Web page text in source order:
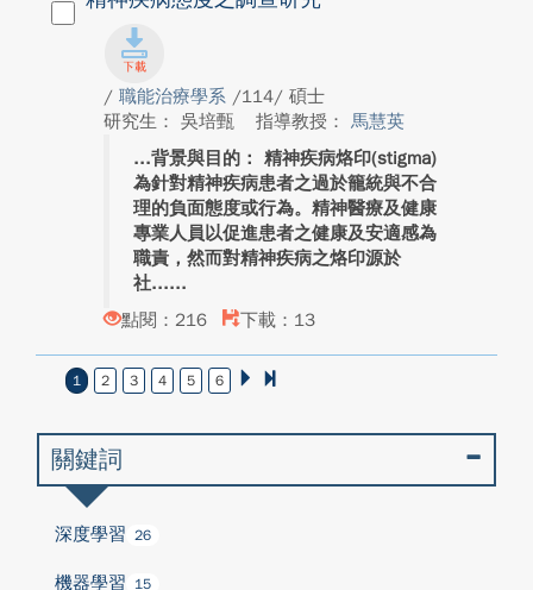
/ 職能治療學系 /114/ 碩士
研究生： 吳培甄
指導教授： 馬慧英
背景與目的： 精神疾病烙印(stigma)
為針對精神疾病患者之過於籠統與不合
理的負面態度或行為。精神醫療及健康
專業人員以促進患者之健康及安適感為
職責，然而對精神疾病之烙印源於
社...
點閱：216
下載：13
1 2 3 4 5 6
關鍵詞
深度學習 26
機器學習 15